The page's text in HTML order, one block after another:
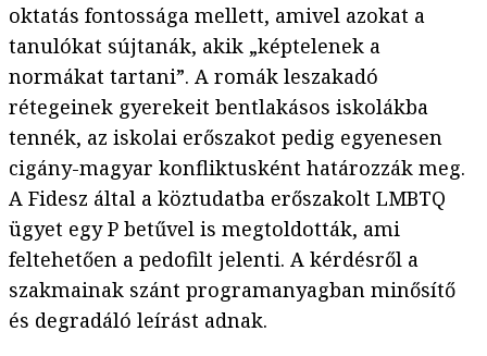
oktatás fontossága mellett, amivel azokat a
tanulókat sújtanák, akik „képtelenek a
normákat tartani”. A romák leszakadó
rétegeinek gyerekeit bentlakásos iskolákba
tennék, az iskolai erőszakot pedig egyenesen
cigány-magyar konfliktusként határozzák meg.
A Fidesz által a köztudatba erőszakolt LMBTQ
ügyet egy P betűvel is megtoldották, ami
feltehetően a pedofilt jelenti. A kérdésről a
szakmainak szánt programanyagban minősítő
és degradáló leírást adnak.